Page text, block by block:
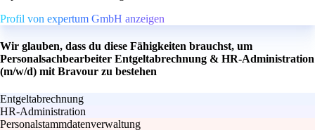
Profil von expertum GmbH anzeigen
Wir glauben, dass du diese Fähigkeiten brauchst, um
Personalsachbearbeiter Entgeltabrechnung & HR-Administration
(m/w/d) mit Bravour zu bestehen
Entgeltabrechnung
HR-Administration
Personalstammdatenverwaltung